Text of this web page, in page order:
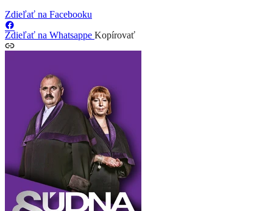
Zdieľať na Facebooku
Zdieľať na Whatsappe Kopírovať